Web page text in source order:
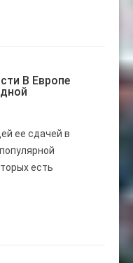
В Европе
ее сдачей в
есть